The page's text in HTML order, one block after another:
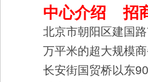
中心介绍招
北京市朝阳区建国
万平米的超大规模
长安街国贸桥以东